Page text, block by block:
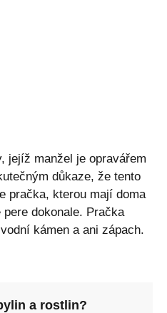
jejíž manžel je opravářem
důkaze, že tento
pračka, kterou mají doma
dokonale. Pračka
kámen a ani zápach.
a rostlin?